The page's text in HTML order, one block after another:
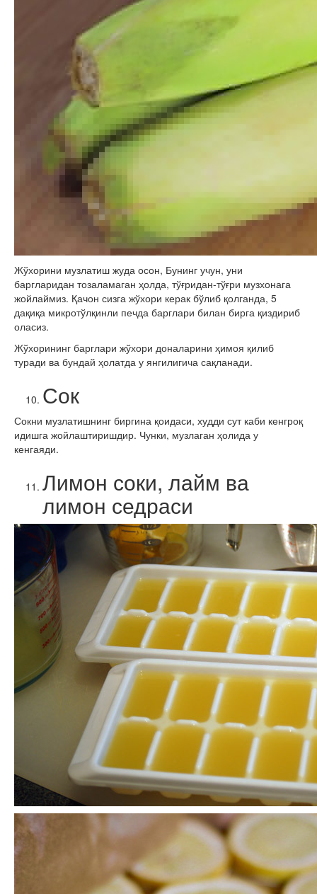
Жўхорини музлатиш жуда осон, Бунинг учун, уни
баргларидан тозаламаган ҳолда, тўғридан-тўғри музхонага
жойлаймиз. Қачон сизга жўхори керак бўлиб қолганда, 5
дақиқа микротўлқинли печда барглари билан бирга қиздириб
оласиз.
Жўхорининг барглари жўхори доналарини ҳимоя қилиб
туради ва бундай ҳолатда у янгилигича сақланади.
Сок
Сокни музлатишнинг биргина қоидаси, худди сут каби кенгроқ
идишга жойлаштиришдир. Чунки, музлаган ҳолида у
кенгаяди.
Лимон соки, лайм ва
лимон седраси